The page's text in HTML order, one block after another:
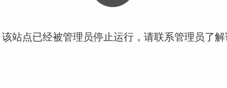
站点已经被管理员停止运行，请联系管理员了